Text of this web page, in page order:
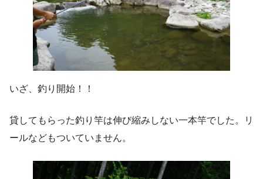
いざ、釣り開始！！
貸してもらった釣り竿は伸び縮みしない一本竿でした。リ
ールなどもついていません。